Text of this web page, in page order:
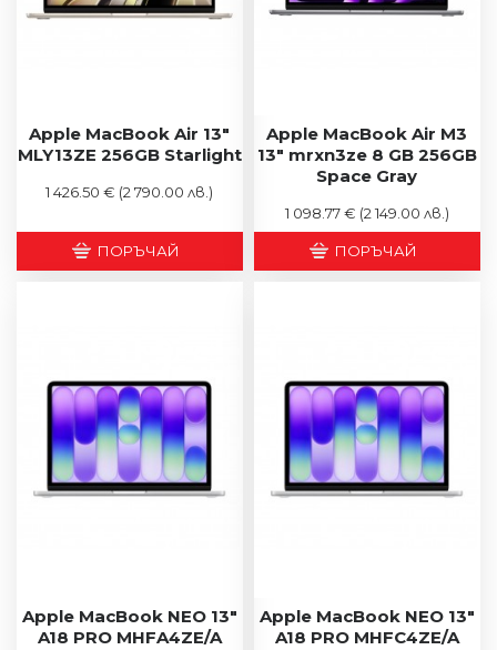
Apple MacBook Air 13"
MLY13ZE 256GB Starlight
1 426.50 € (2 790.00 лв.)
ПОРЪЧАЙ
Apple MacBook Air M3
13" mrxn3ze 8 GB 256GB
Space Gray
1 098.77 € (2 149.00 лв.)
ПОРЪЧАЙ
Apple MacBook NEO 13"
A18 PRO MHFA4ZE/A
Apple MacBook NEO 13"
A18 PRO MHFC4ZE/A